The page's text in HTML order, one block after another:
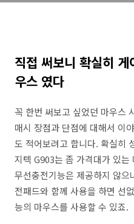
직접 써보니 확실히
우스 였다
꼭 한번 써보고 싶었던 마우스
매시 장점과 단점에 대해서 이
도 적어보려고 합니다. 확실히
지텍 G903는 좀 가격대가 있
무선충전기능은 제공하지 않
전패드와 함께 사용을 하면 선
능의 마우스를 사용할 수 있죠.